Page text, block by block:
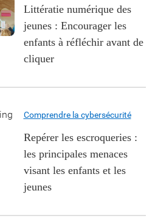
Littératie numérique des
jeunes : Encourager les
enfants à réfléchir avant de
cliquer
Comprendre la cybersécurité
Repérer les escroqueries :
les principales menaces
visant les enfants et les
jeunes